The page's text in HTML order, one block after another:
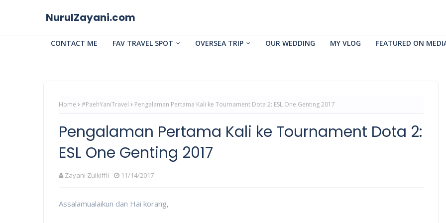
NurulZayani.com
CONTACT ME FAV TRAVEL SPOT OVERSEA TRIP OUR WEDDING MY VLOG FEATURED ON
Home #PaehYaniTravel Pengalaman Pertama Kali ke Tournament Dota 2: ESL One Genting 2017
Pengalaman Pertama Kali ke Tournament Dota 2:
ESL One Genting 2017
Zayani Zulkiffli 11/14/2017
Assalamualaikun dan Hai korang,